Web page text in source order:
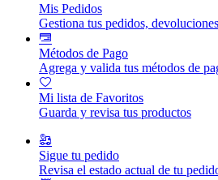
Mis Pedidos
Gestiona tus pedidos,
Métodos de Pago
Agrega y valida tus métodos de
Mi lista de Favoritos
Guarda y revisa tus productos
Sigue tu pedido
Revisa el estado actual de tu